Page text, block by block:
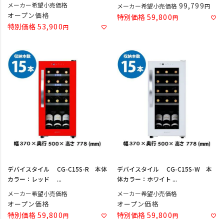
メーカー希望小売価格
オープン価格
特別価格 53,900
メーカー希望小売価格 99,799
特別価格 59,800
デバイスタイル CG-C15S-R 本体
カラー：レッド ...
メーカー希望小売価格
オープン価格
特別価格 59,800
デバイスタイル CG-C15S-W 本
体カラー：ホワイト ...
メーカー希望小売価格
オープン価格
特別価格 59,800